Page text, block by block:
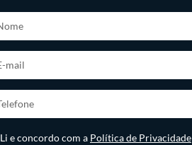
Li e concordo com a Política de Privacidade